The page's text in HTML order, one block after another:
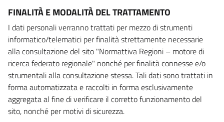
FINALITÀ E MODALITÀ DEL TRATTAMENTO
I dati personali verranno trattati per mezzo di strumenti
informatico/telematici per finalità strettamente necessarie
alla consultazione del sito "Normattiva Regioni – motore di
ricerca federato regionale" nonché per finalità connesse e/o
strumentali alla consultazione stessa. Tali dati sono trattati in
forma automatizzata e raccolti in forma esclusivamente
aggregata al fine di verificare il corretto funzionamento del
sito, nonché per motivi di sicurezza.